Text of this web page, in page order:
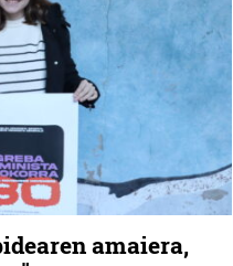
amaiera,